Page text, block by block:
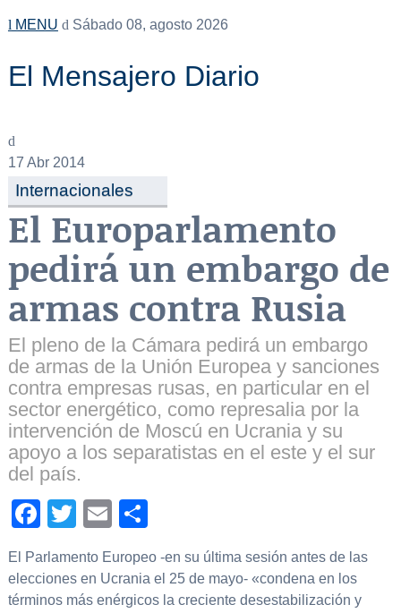
MENU Sábado 08, agosto 2026
El Mensajero Diario
17 Abr 2014
Internacionales
El Europarlamento
pedirá un embargo de
armas contra Rusia
El pleno de la Cámara pedirá un embargo
de armas de la Unión Europea y sanciones
contra empresas rusas, en particular en el
sector energético, como represalia por la
intervención de Moscú en Ucrania y su
apoyo a los separatistas en el este y el sur
del país.
Facebook
TwitterEmail
El Parlamento Europeo -en su última sesión antes de las
elecciones en Ucrania el 25 de mayo- «condena en los
términos más enérgicos la creciente desestabilización y